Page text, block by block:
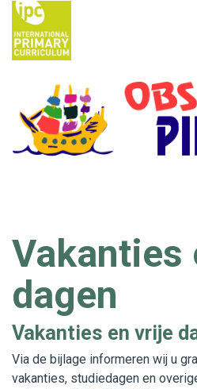
Home
Ouders
IPC
Contact
Vacatures
Vakanties
dagen
Vakanties en vrije
Via de bijlage informeren wij u
vakanties, studiedagen en